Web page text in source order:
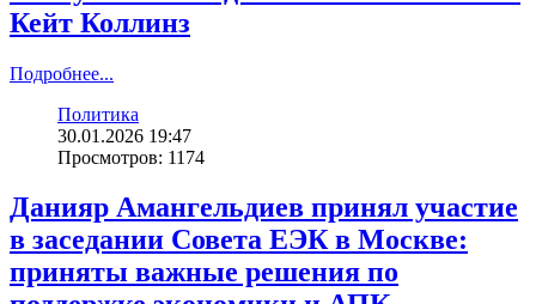
Кейт Коллинз
Подробнее...
Политика
30.01.2026 19:47
Просмотров: 1174
Данияр Амангельдиев принял участие
в заседании Совета ЕЭК в Москве:
приняты важные решения по